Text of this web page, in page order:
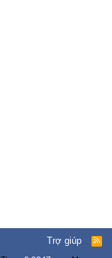
Trợ giúp
R